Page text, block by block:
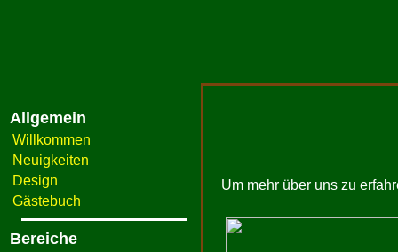
Allgemein
Willkommen
Neuigkeiten
Design
Gästebuch
Bereiche
Um mehr über uns zu